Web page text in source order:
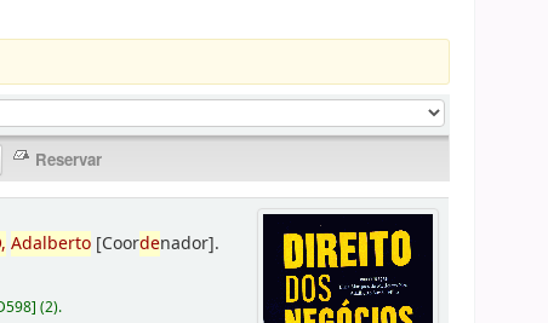
Adalberto [Coordenador].
](2).